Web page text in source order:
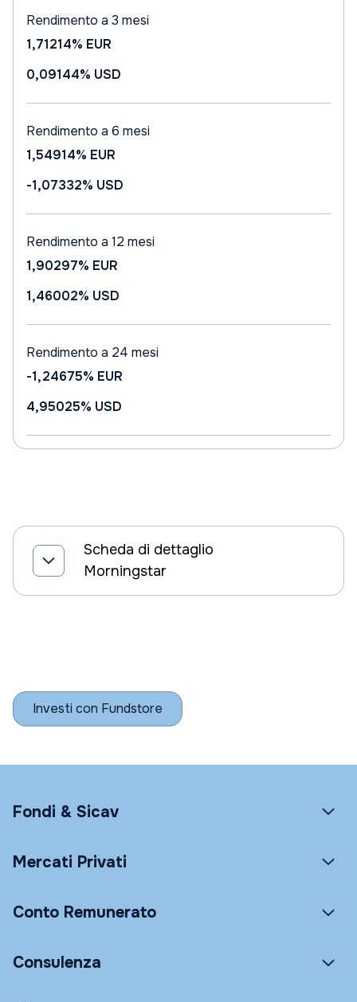
Rendimento a 3 mesi
1,71214% EUR
0,09144% USD
Rendimento a 6 mesi
1,54914% EUR
-1,07332% USD
Rendimento a 12 mesi
1,90297% EUR
1,46002% USD
Rendimento a 24 mesi
-1,24675% EUR
4,95025% USD
Scheda di dettaglio
Morningstar
Investi con Fundstore
Fondi & Sicav
Mercati Privati
Conto Remunerato
Consulenza